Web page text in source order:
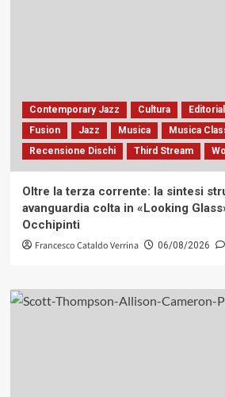
Contemporary Jazz Cultura
Fusion
Jazz Musica
Musica
Recensione Dischi
Third Stream
Oltre la terza corrente: la sintesi
avanguardia colta in «Looking
Occhipinti
Francesco Cataldo Verrina 06/08/2026